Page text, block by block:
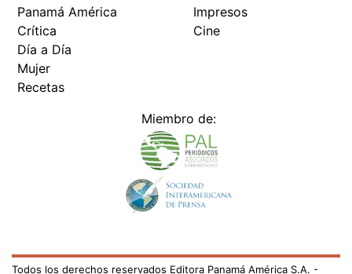
Panamá América
Crítica
Día a Día
Mujer
Recetas
Impresos
Cine
Miembro de:
Todos los derechos reservados Editora Panamá América S.A. -